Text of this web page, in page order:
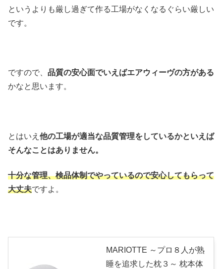
というよりも厳し過ぎて作る工場がなくなるぐらい厳しい
です。
ですので、 品質の安心面でいえばエアウィーヴの方がある
かなと思います。
とはいえ 他の工場が適当な品質管理をしているかといえば
そんなことはありません。
十分な管理、検品体制でやっているので安心してもらって
大丈夫ですよ。
MARIOTTE ～プロ８人が熟
睡を追求した枕３～ 枕本体